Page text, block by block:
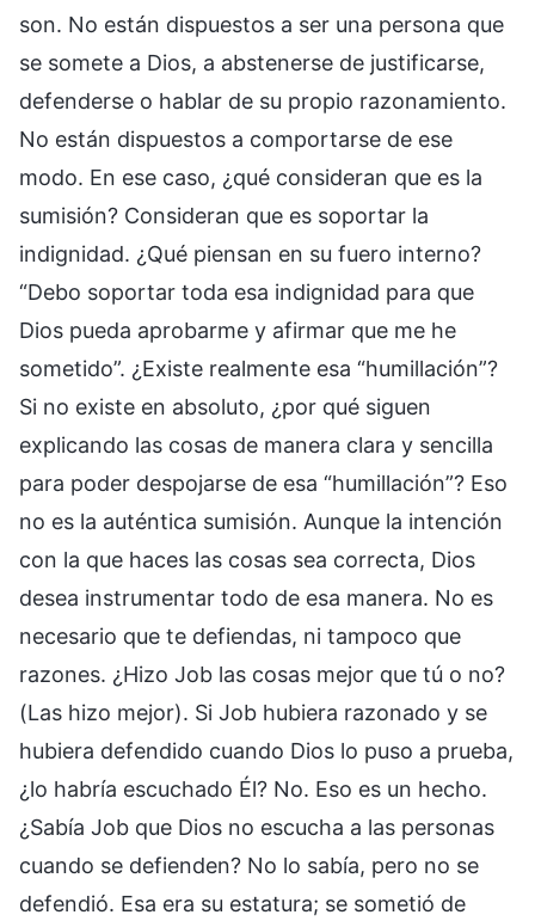
son. No están dispuestos a ser una persona que
se somete a Dios, a abstenerse de justificarse,
defenderse o hablar de su propio razonamiento.
No están dispuestos a comportarse de ese
modo. En ese caso, ¿qué consideran que es la
sumisión? Consideran que es soportar la
indignidad. ¿Qué piensan en su fuero interno?
“Debo soportar toda esa indignidad para que
Dios pueda aprobarme y afirmar que me he
sometido”. ¿Existe realmente esa “humillación”?
Si no existe en absoluto, ¿por qué siguen
explicando las cosas de manera clara y sencilla
para poder despojarse de esa “humillación”? Eso
no es la auténtica sumisión. Aunque la intención
con la que haces las cosas sea correcta, Dios
desea instrumentar todo de esa manera. No es
necesario que te defiendas, ni tampoco que
razones. ¿Hizo Job las cosas mejor que tú o no?
(Las hizo mejor). Si Job hubiera razonado y se
hubiera defendido cuando Dios lo puso a prueba,
¿lo habría escuchado Él? No. Eso es un hecho.
¿Sabía Job que Dios no escucha a las personas
cuando se defienden? No lo sabía, pero no se
defendió. Esa era su estatura; se sometió de